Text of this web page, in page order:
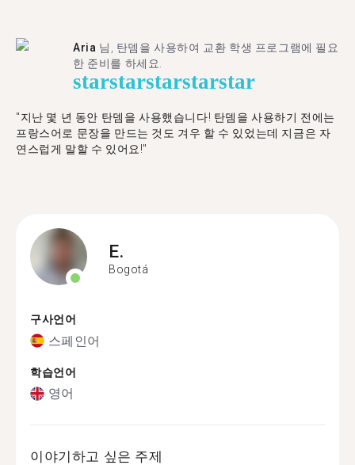
Aria 님, 탄뎀을 사용하여 교환 학생 프로그램에 필요
한 준비를 하세요.
starstarstarstarstar
"​​지난 몇 년 동안 탄뎀을 사용했습니다! 탄뎀을 사용하기 전에는
프랑스어로 문장을 만드는 것도 겨우 할 수 있었는데 지금은 자
연스럽게 말할 수 있어요!"
E.
Bogotá
구사언어
스페인어
학습언어
영어
이야기하고 싶은 주제